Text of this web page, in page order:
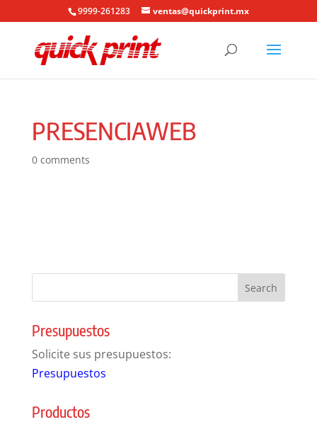
9999-261283 ventas@quickprint.mx
PRESENCIAWEB
0 comments
Presupuestos
Solicite sus presupuestos:
Presupuestos
Productos